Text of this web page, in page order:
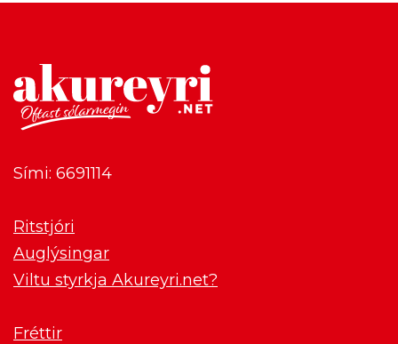
Sími: 6691114
Ritstjóri
Auglýsingar
Viltu styrkja Akureyri.net?
Fréttir